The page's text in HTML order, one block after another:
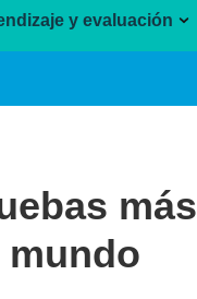
y evaluación
más